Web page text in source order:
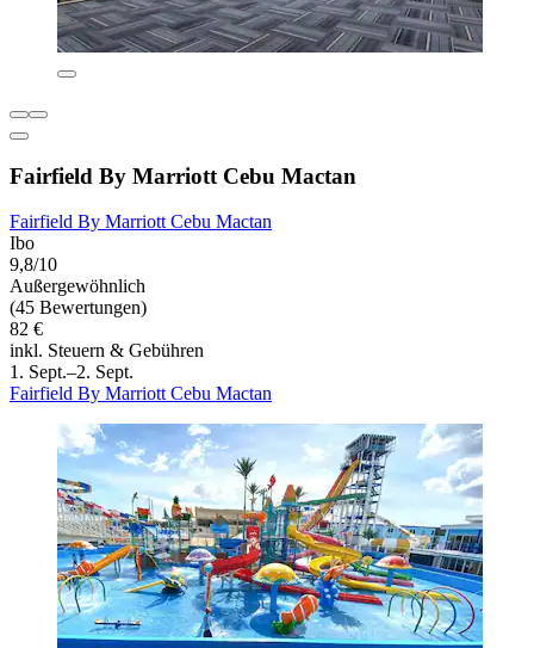
Fairfield By Marriott Cebu Mactan
Fairfield By Marriott Cebu Mactan
Ibo
9,8/10
Außergewöhnlich
(45 Bewertungen)
82 €
inkl. Steuern & Gebühren
1. Sept.–2. Sept.
Fairfield By Marriott Cebu Mactan